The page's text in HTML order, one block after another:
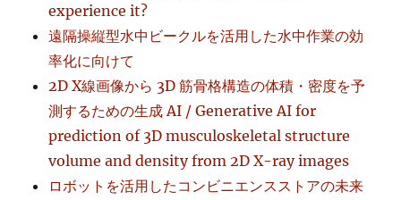
experience it?
遠隔操縦型水中ビークルを活用した水中作業の効
率化に向けて
2D X線画像から 3D 筋骨格構造の体積・密度を予
測するための生成 AI / Generative AI for
prediction of 3D musculoskeletal structure
volume and density from 2D X-ray images
ロボットを活用したコンビニエンスストアの未来